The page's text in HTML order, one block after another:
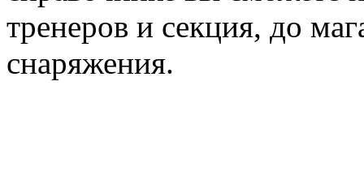
тренеров и секция, до
снаряжения.